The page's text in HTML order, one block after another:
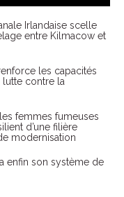
Irlandaise scelle
entre Kilmacow et
les capacités
lutte contre la
femmes fumeuses
d’une filière
modernisation
enfin son système de